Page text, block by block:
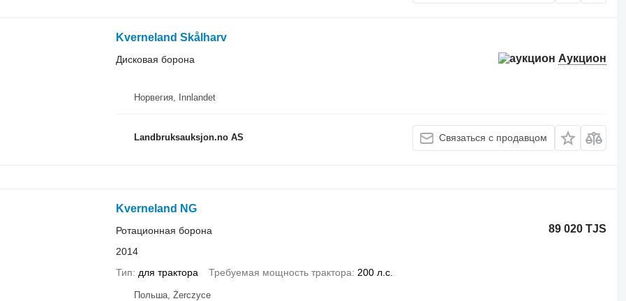
Kverneland Skålharv
Аукцион
Дисковая борона
Норвегия, Innlandet
Landbruksauksjon.no AS Связаться с продавцом
Kverneland NG
89 020 TJS
Ротационная борона
2014
Тип
для трактора Требуемая мощность трактора 200 л.с.
Польша, Żerczyce